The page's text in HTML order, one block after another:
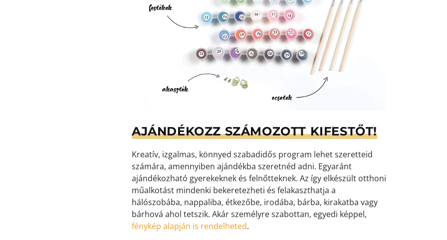
AJÁNDÉKOZZ SZÁMOZOTT KIFESTŐT!
Kreatív, izgalmas, könnyed szabadidős program lehet szeretteid
számára, amennyiben ajándékba szeretnéd adni. Egyaránt
ajándékozható gyerekeknek és felnőtteknek. Az így elkészült otthoni
műalkotást mindenki bekeretezheti és felakaszthatja a
hálószobába, nappaliba, étkezőbe, irodába, bárba, kirakatba vagy
bárhová ahol tetszik. Akár személyre szabottan, egyedi képpel,
fénykép alapján is rendelheted.